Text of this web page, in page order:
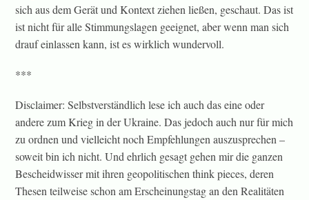
sich aus dem Gerät und Kontext ziehen ließen, geschaut. Das ist
ist nicht für alle Stimmungslagen geeignet, aber wenn man sich
drauf einlassen kann, ist es wirklich wundervoll.
***
Disclaimer: Selbstverständlich lese ich auch das eine oder
andere zum Krieg in der Ukraine. Das jedoch auch nur für mich
zu ordnen und vielleicht noch Empfehlungen auszusprechen –
soweit bin ich nicht. Und ehrlich gesagt gehen mir die ganzen
Bescheidwisser mit ihren geopolitischen think pieces, deren
Thesen teilweise schon am Erscheinungstag an den Realitäten